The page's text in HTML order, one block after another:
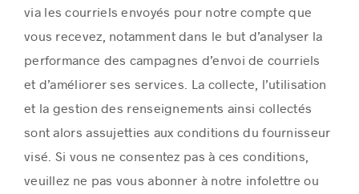
via les courriels envoyés pour notre compte que
vous recevez, notamment dans le but d’analyser la
performance des campagnes d’envoi de courriels
et d’améliorer ses services. La collecte, l’utilisation
et la gestion des renseignements ainsi collectés
sont alors assujetties aux conditions du fournisseur
visé. Si vous ne consentez pas à ces conditions,
veuillez ne pas vous abonner à notre infolettre ou